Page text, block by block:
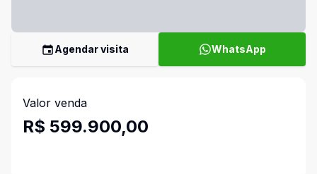
Agendar visita WhatsApp
Valor venda
R$ 599.900,00